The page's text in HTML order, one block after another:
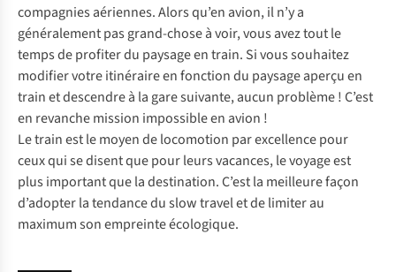
compagnies aériennes. Alors qu’en avion, il n’y a
généralement pas grand-chose à voir, vous avez tout le
temps de profiter du paysage en train. Si vous souhaitez
modifier votre itinéraire en fonction du paysage aperçu en
train et descendre à la gare suivante, aucun problème ! C’est
en revanche mission impossible en avion !
Le train est le moyen de locomotion par excellence pour
ceux qui se disent que pour leurs vacances, le voyage est
plus important que la destination. C’est la meilleure façon
d’adopter la tendance duslow travelet de limiter au
maximum son empreinte écologique.